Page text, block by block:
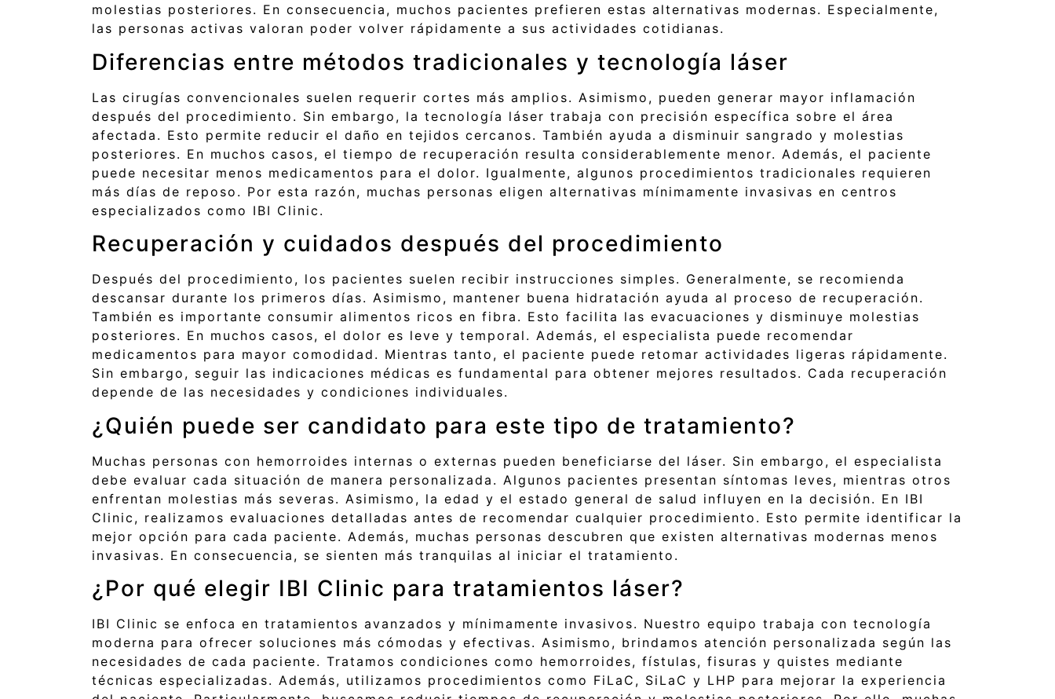
molestias posteriores. En consecuencia, muchos pacientes prefieren estas alternativas modernas. Especialmente,
las personas activas valoran poder volver rápidamente a sus actividades cotidianas.
Diferencias entre métodos tradicionales y tecnología láser
Las cirugías convencionales suelen requerir cortes más amplios. Asimismo, pueden generar mayor inflamación
después del procedimiento. Sin embargo, la tecnología láser trabaja con precisión específica sobre el área
afectada. Esto permite reducir el daño en tejidos cercanos. También ayuda a disminuir sangrado y molestias
posteriores. En muchos casos, el tiempo de recuperación resulta considerablemente menor. Además, el paciente
puede necesitar menos medicamentos para el dolor. Igualmente, algunos procedimientos tradicionales requieren
más días de reposo. Por esta razón, muchas personas eligen alternativas mínimamente invasivas en centros
especializados como IBI Clinic.
Recuperación y cuidados después del procedimiento
Después del procedimiento, los pacientes suelen recibir instrucciones simples. Generalmente, se recomienda
descansar durante los primeros días. Asimismo, mantener buena hidratación ayuda al proceso de recuperación.
También es importante consumir alimentos ricos en fibra. Esto facilita las evacuaciones y disminuye molestias
posteriores. En muchos casos, el dolor es leve y temporal. Además, el especialista puede recomendar
medicamentos para mayor comodidad. Mientras tanto, el paciente puede retomar actividades ligeras rápidamente.
Sin embargo, seguir las indicaciones médicas es fundamental para obtener mejores resultados. Cada recuperación
depende de las necesidades y condiciones individuales.
¿Quién puede ser candidato para este tipo de tratamiento?
Muchas personas con hemorroides internas o externas pueden beneficiarse del láser. Sin embargo, el especialista
debe evaluar cada situación de manera personalizada. Algunos pacientes presentan síntomas leves, mientras otros
enfrentan molestias más severas. Asimismo, la edad y el estado general de salud influyen en la decisión. En IBI
Clinic, realizamos evaluaciones detalladas antes de recomendar cualquier procedimiento. Esto permite identificar la
mejor opción para cada paciente. Además, muchas personas descubren que existen alternativas modernas menos
invasivas. En consecuencia, se sienten más tranquilas al iniciar el tratamiento.
¿Por qué elegir IBI Clinic para tratamientos láser?
IBI Clinic se enfoca en tratamientos avanzados y mínimamente invasivos. Nuestro equipo trabaja con tecnología
moderna para ofrecer soluciones más cómodas y efectivas. Asimismo, brindamos atención personalizada según las
necesidades de cada paciente. Tratamos condiciones como hemorroides, fístulas, fisuras y quistes mediante
técnicas especializadas. Además, utilizamos procedimientos como FiLaC, SiLaC y LHP para mejorar la experiencia